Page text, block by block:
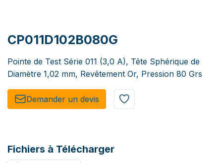
CP011D102B080G
Pointe de Test Série 011 (3,0 A), Tête Sphérique de
Diamètre 1,02 mm, Revêtement Or, Pression 80 Grs
Demander un de​​vis​​
Fichiers à Télécharger